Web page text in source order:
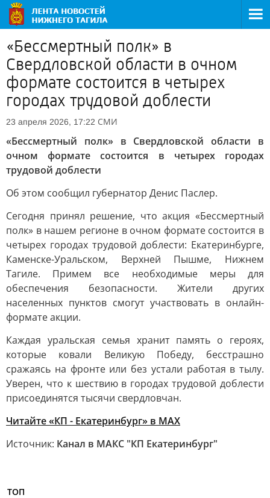
«Бессмертный полк» в
Свердловской области в очном
формате состоится в четырех
городах трудовой доблести
23 апреля 2026, 17:22 СМИ
«Бессмертный полк» в Свердловской области в
очном формате состоится в четырех городах
трудовой доблести
Об этом сообщил губернатор Денис Паслер.
Сегодня принял решение, что акция «Бессмертный
полк» в нашем регионе в очном формате состоится в
четырех городах трудовой доблести: Екатеринбурге,
Каменске-Уральском, Верхней Пышме, Нижнем
Тагиле. Примем все необходимые меры для
обеспечения безопасности. Жители других
населенных пунктов смогут участвовать в онлайн-
формате акции.
Каждая уральская семья хранит память о героях,
которые ковали Великую Победу, бесстрашно
сражаясь на фронте или без устали работая в тылу.
Уверен, что к шествию в городах трудовой доблести
присоединятся тысячи свердловчан.
Читайте «КП - Екатеринбург» в MAX
Источник: Канал в МАКС "КП Екатеринбург"
ТОП